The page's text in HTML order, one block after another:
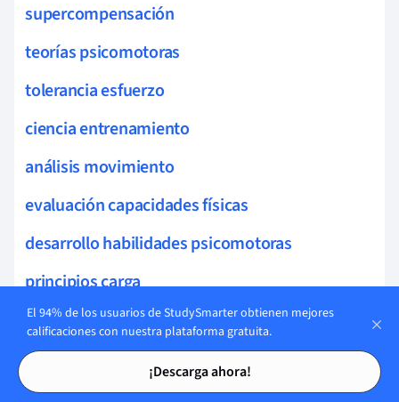
Tarjetas de estudio
Tarjetas de estudio
supercompensación
teorías psicomotoras
tolerancia esfuerzo
ciencia entrenamiento
análisis movimiento
evaluación capacidades físicas
desarrollo habilidades psicomotoras
principios carga
entrenamiento fuerza
El 94% de los usuarios de StudySmarter obtienen mejores
calificaciones con nuestra plataforma gratuita.
¡Descarga ahora!